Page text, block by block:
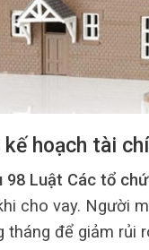
kế hoạch tài
98 Luật Các tổ
cho vay. Người
tháng để giảm rủi